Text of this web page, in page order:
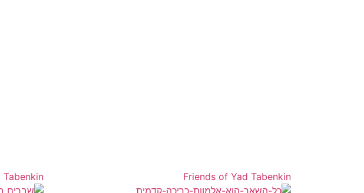
Friends of Yad Tabenkin
Tabenkin